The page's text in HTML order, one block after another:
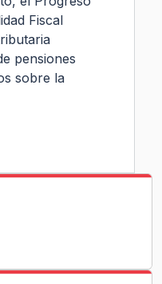
Fiscal
pensiones
sobre la